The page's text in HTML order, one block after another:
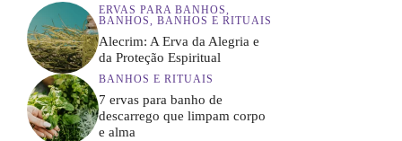
ERVAS PARA BANHOS,
BANHOS, BANHOS E RITUAIS
Alecrim: A Erva da Alegria e
da Proteção Espiritual
BANHOS E RITUAIS
7 ervas para banho de
descarrego que limpam corpo
e alma